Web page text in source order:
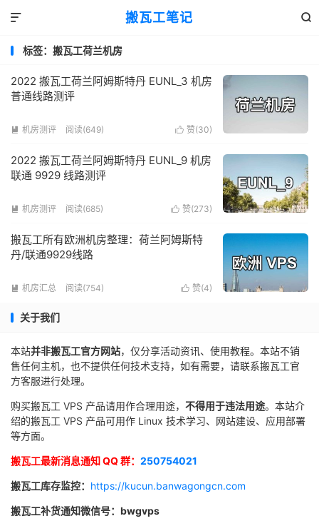
搬瓦工笔记 

标签：搬瓦工荷兰机房
2022 搬瓦工荷兰阿姆斯特丹 EUNL_3 机房
普通线路测评
 机房测评 阅读(649)  赞(30)
2022 搬瓦工荷兰阿姆斯特丹 EUNL_9 机房
联通 9929 线路测评
 机房测评 阅读(685)  赞(273)
搬瓦工所有欧洲机房整理：荷兰阿姆斯特
丹/联通9929线路
 机房汇总 阅读(754)  赞(4)
关于我们
本站并非搬瓦工官方网站，仅分享活动资讯、使用教程。本站不销
售任何主机，也不提供任何技术支持，如有需要，请联系搬瓦工官
方客服进行处理。
购买搬瓦工 VPS 产品请用作合理用途， 不得用于违法用途。本站介
绍的搬瓦工 VPS 产品可用作 Linux 技术学习、网站建设、应用部署
等方面。
搬瓦工最新消息通知 QQ 群： 250754021
搬瓦工库存监控： https://kucun.banwagongcn.com
搬瓦工补货通知微信号：bwgvps